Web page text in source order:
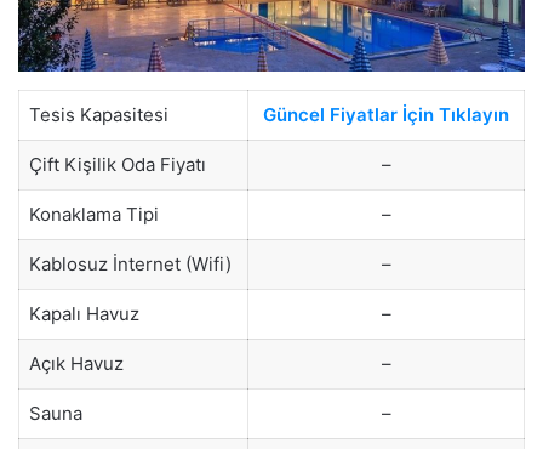
Tesis Kapasitesi Güncel Fiyatlar İçin Tıklayın
Çift Kişilik Oda Fiyatı –
Konaklama Tipi –
Kablosuz İnternet (Wifi) –
Kapalı Havuz –
Açık Havuz –
Sauna –